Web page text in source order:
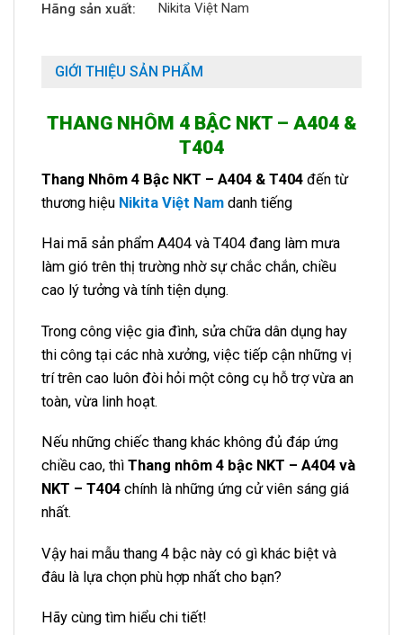
Hãng sản xuất: Nikita Việt Nam
GIỚI THIỆU SẢN PHẨM
THANG NHÔM 4 BẬC NKT – A404 &
T404
Thang Nhôm 4 Bậc NKT – A404 & T404 đến từ
thương hiệu Nikita Việt Nam danh tiếng
Hai mã sản phẩm A404 và T404 đang làm mưa
làm gió trên thị trường nhờ sự chắc chắn, chiều
cao lý tưởng và tính tiện dụng.
Trong công việc gia đình, sửa chữa dân dụng hay
thi công tại các nhà xưởng, việc tiếp cận những vị
trí trên cao luôn đòi hỏi một công cụ hỗ trợ vừa an
toàn, vừa linh hoạt.
Nếu những chiếc thang khác không đủ đáp ứng
chiều cao, thì Thang nhôm 4 bậc NKT – A404 và
NKT – T404 chính là những ứng cử viên sáng giá
nhất.
Vậy hai mẫu thang 4 bậc này có gì khác biệt và
đâu là lựa chọn phù hợp nhất cho bạn?
Hãy cùng tìm hiểu chi tiết!